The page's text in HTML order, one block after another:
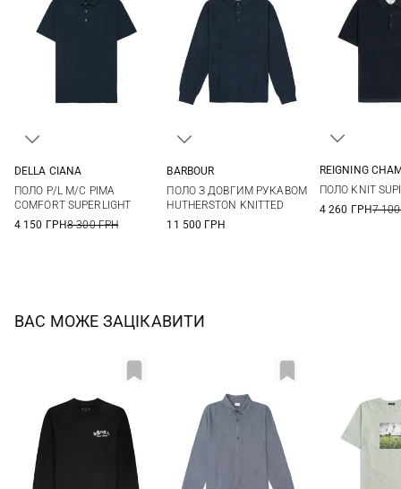
56
58
DELLA CIANA
ПОЛО P/L M/C PIMA
COMFORT SUPERLIGHT
4 150 ГРН8 300 ГРН
XXL
BARBOUR
ПОЛО З ДОВГИМ РУКАВОМ
HUTHERSTON KNITTED
11 500 ГРН
REIGNING
ПОЛО KNIT
4 260 ГРН7
ВАС МОЖЕ ЗАЦІКАВИТИ